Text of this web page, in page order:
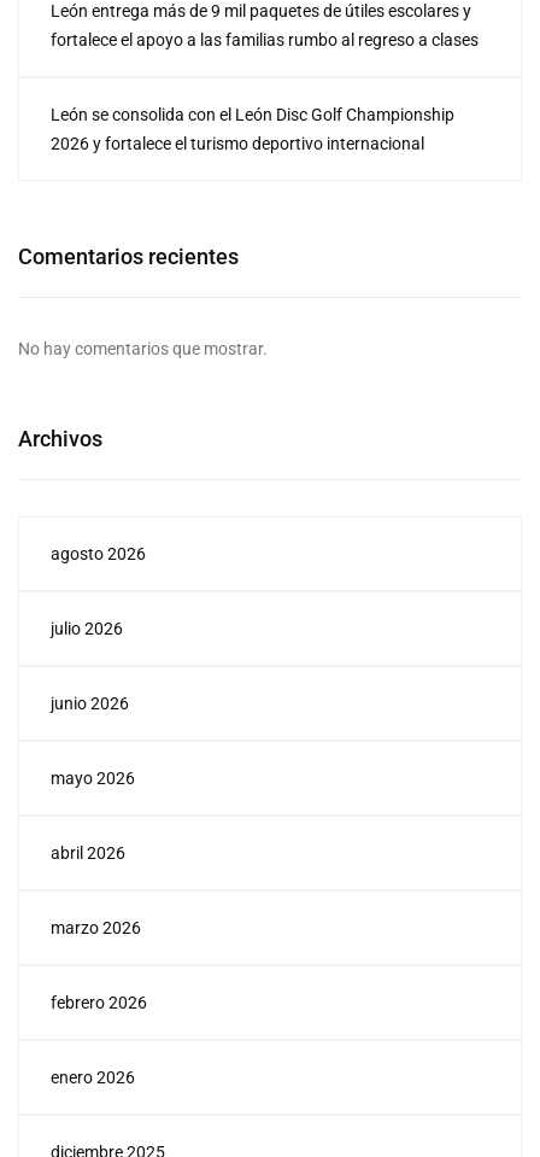
León entrega más de 9 mil paquetes de útiles escolares y
fortalece el apoyo a las familias rumbo al regreso a clases
León se consolida con el León Disc Golf Championship
2026 y fortalece el turismo deportivo internacional
Comentarios recientes
No hay comentarios que mostrar.
Archivos
agosto 2026
julio 2026
junio 2026
mayo 2026
abril 2026
marzo 2026
febrero 2026
enero 2026
diciembre 2025